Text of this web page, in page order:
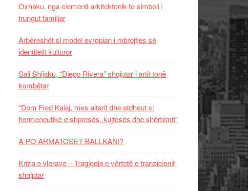
Oxhaku, nga elementi arkitektonik te simboli i
trungut familjar
Arbëreshët si model evropian i mbrojtjes së
identitetit kulturor
Sali Shijaku, “Diego Rivera” shqiptar i artit tonë
kombëtar
“Dom Fred Kalaj, mes altarit dhe atdheut si
hermeneutikë e shpresës, kujtesës dhe shërbimit”
A PO ARMATOSET BALLKANI?
Kriza e vlerave – Tragjedia e vërtetë e tranzicionit
shqiptar